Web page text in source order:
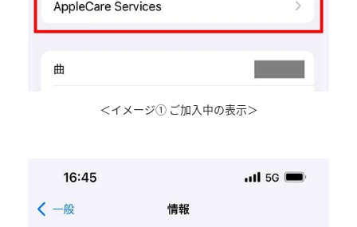
＜イメージ① ご加入中の表示＞